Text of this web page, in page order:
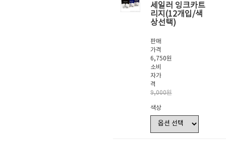
세일러 잉크카트
리지(12개입/색
상선택)
판매
가격
6,750원
소비
자가
격
9,000원
색상